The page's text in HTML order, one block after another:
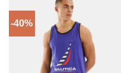
-40%